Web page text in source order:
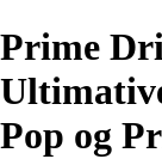
Prime
Pop og